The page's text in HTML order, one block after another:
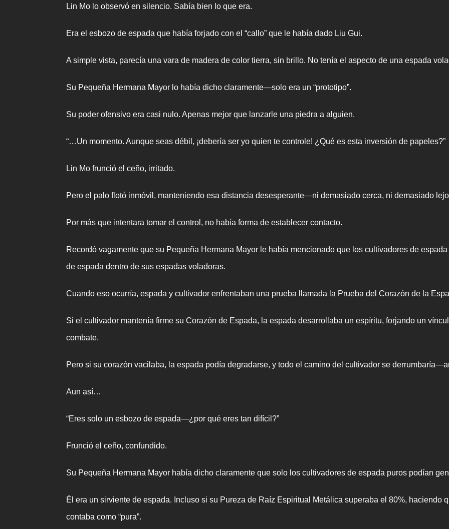
Lin Mo lo observó en silencio. Sabía bien lo que era.
Era el esbozo de espada que había forjado con el “callo” que le había dado Liu Gui.
A simple vista, parecía una vara de madera de color tierra, sin brillo. No tenía el aspecto de una espada
Su Pequeña Hermana Mayor lo había dicho claramente—solo era un “prototipo”.
Su poder ofensivo era casi nulo. Apenas mejor que lanzarle una piedra a alguien.
“…Un momento. Aunque seas débil, ¡debería ser yo quien te controle! ¿Qué es esta inversión de papeles?”
Lin Mo frunció el ceño, irritado.
Pero el palo flotó inmóvil, manteniendo esa distancia desesperante—ni demasiado cerca, ni demasiado
Por más que intentara tomar el control, no había forma de establecer contacto.
Recordó vagamente que su Pequeña Hermana Mayor le había mencionado que los cultivadores de
de espada dentro de sus espadas voladoras.
Cuando eso ocurría, espada y cultivador enfrentaban una prueba llamada la Prueba del Corazón de la
Si el cultivador mantenía firme su Corazón de Espada, la espada desarrollaba un espíritu, forjando un
combate.
Pero si su corazón vacilaba, la espada podía degradarse, y todo el camino del cultivador se
Aun así…
“Eres solo un esbozo de espada—¿por qué eres tan difícil?”
Frunció el ceño, confundido.
Su Pequeña Hermana Mayor había dicho claramente que solo los cultivadores de espada puros podían
Él era un sirviente de espada. Incluso si su Pureza de Raíz Espiritual Metálica superaba el 80%, haciendo
contaba como “pura”.